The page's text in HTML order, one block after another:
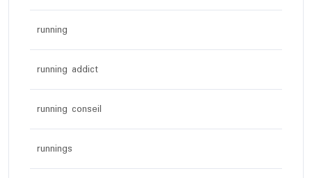
running
running addict
running conseil
runnings